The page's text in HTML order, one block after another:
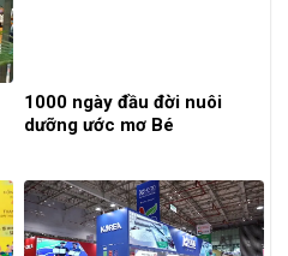
1000 ngày đầu đời nuôi
dưỡng ước mơ Bé